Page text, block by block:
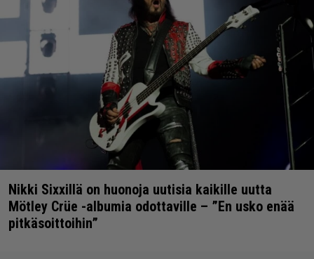
Nikki Sixxillä on huonoja uutisia kaikille uutta
Mötley Crüe -albumia odottaville – ”En usko enää
pitkäsoittoihin”